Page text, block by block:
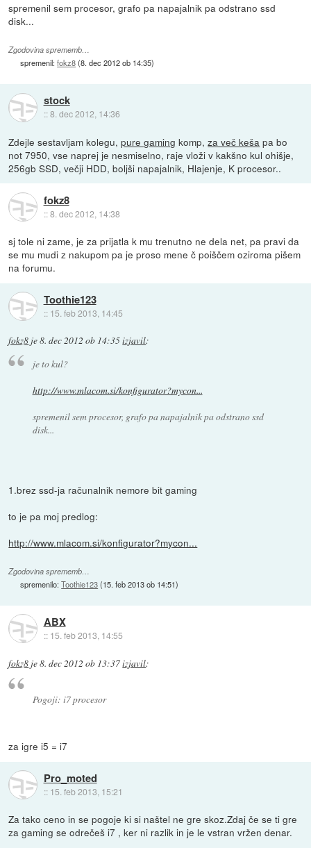
spremenil sem procesor, grafo pa napajalnik pa odstrano ssd
disk...
Zgodovina sprememb…
spremenil:fokz8(8. dec 2012 ob 14:35)
stock
::8. dec 2012, 14:36
Zdejle sestavljam kolegu,pure gaming komp,za več keša pa bo
not 7950, vse naprej je nesmiselno, raje vloži v kakšno kul ohišje,
256gb SSD, večji HDD, boljši napajalnik, Hlajenje, K procesor..
fokz8
::8. dec 2012, 14:38
sj tole ni zame, je za prijatla k mu trenutno ne dela net, pa pravi da
se mu mudi z nakupom pa je proso mene č poiščem oziroma pišem
na forumu.
Toothie123
:: 15. feb 2013, 14:45
fokz8 je8. dec 2012 ob 14:35izjavil:
je to kul?
http://www.mlacom.si/konfigurator?mycon...
spremenil sem procesor, grafo pa napajalnik pa odstrano ssd
disk...
1.brez ssd-ja računalnik nemore bit gaming
to je pa moj predlog:
http://www.mlacom.si/konfigurator?mycon...
Zgodovina sprememb…
spremenilo:Toothie123(15. feb 2013 ob 14:51)
ABX
:: 15. feb 2013, 14:55
fokz8 je8. dec 2012 ob 13:37izjavil:
Pogoji: i7 procesor
za igre i5 = i7
Pro_moted
:: 15. feb 2013, 15:21
Za tako ceno in se pogoje ki si naštel ne gre skoz.Zdaj če se ti gre
za gaming se odrečeš i7 , ker ni razlik in je le vstran vržen denar.